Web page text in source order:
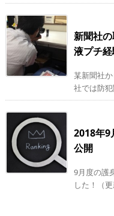
新聞社
液プチ経
某新聞社
社では防
2018年9
公開
9月度の護
した！（